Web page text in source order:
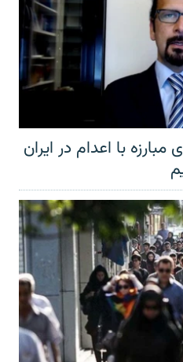
با اعدام در ایران